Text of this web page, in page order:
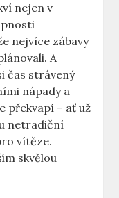
nejen v
nejvíce zábavy
A
čas strávený
nápady a
překvapí – ať už
netradiční
vítěze.
skvělou